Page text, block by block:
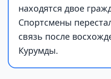
находятся двое
Спортсмены
связь после
Курумды.